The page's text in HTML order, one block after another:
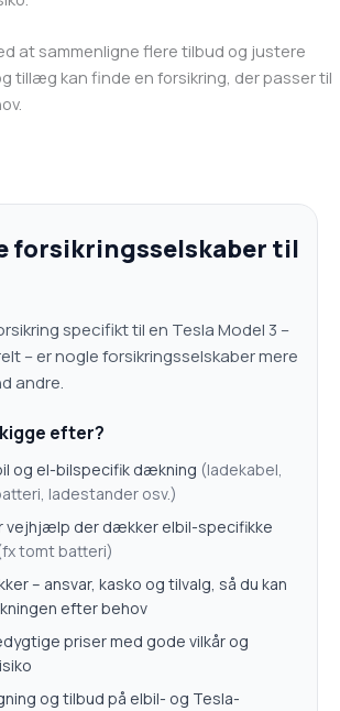
at sammenligne flere tilbud og justere
tillæg kan finde en forsikring, der passer til
forsikringsselskaber til
specifikt til en Tesla Model 3 –
– er nogle forsikringsselskaber mere
andre.
efter?
og el-bilspecifik dækning (ladekabel,
ladestander osv.)
vejhjælp der dækker elbil-specifikke
tomt batteri)
– ansvar, kasko og tilvalg, så du kan
efter behov
priser med gode vilkår og
og tilbud på elbil- og Tesla-